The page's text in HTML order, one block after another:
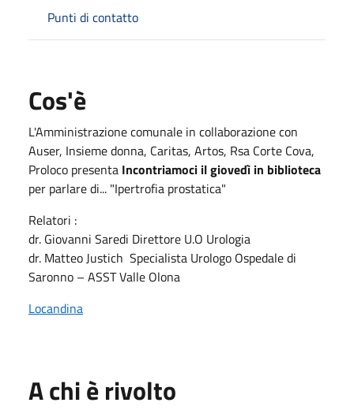
Punti di contatto
Cos'è
L'Amministrazione comunale in collaborazione con
Auser, Insieme donna, Caritas, Artos, Rsa Corte Cova,
Proloco presenta Incontriamoci il giovedì in biblioteca
per parlare di... "Ipertrofia prostatica"
Relatori :
dr. Giovanni Saredi Direttore U.O Urologia
dr. Matteo Justich Specialista Urologo Ospedale di
Saronno – ASST Valle Olona
Locandina
A chi è rivolto